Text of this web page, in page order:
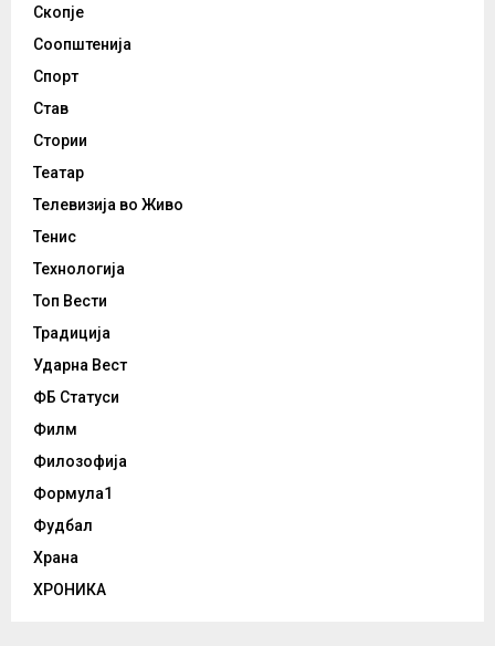
Скопје
Соопштенија
Спорт
Став
Стории
Театар
Телевизија во Живо
Тенис
Технологија
Топ Вести
Традиција
Ударна Вест
ФБ Статуси
Филм
Филозофија
Формула1
Фудбал
Храна
ХРОНИКА